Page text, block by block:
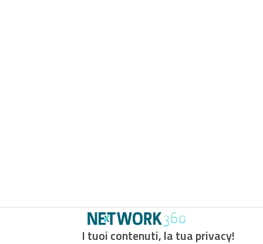
I tuoi contenuti, la tua privacy!